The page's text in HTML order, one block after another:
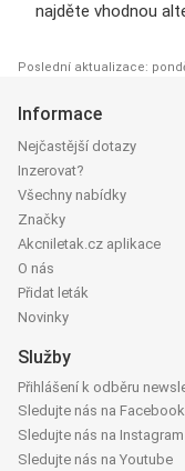
najděte vhodnou
Poslední aktualizace:
Informace
Nejčastější dotazy
Inzerovat?
Všechny nabídky
Značky
Akcniletak.cz aplikace
O nás
Přidat leták
Novinky
Služby
Přihlášení k odběru
Sledujte nás na Facebook
Sledujte nás na Instagram
Sledujte nás na Youtube